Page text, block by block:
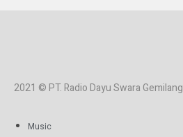
2021 © PT. Radio Dayu Swara Gemilang
Music